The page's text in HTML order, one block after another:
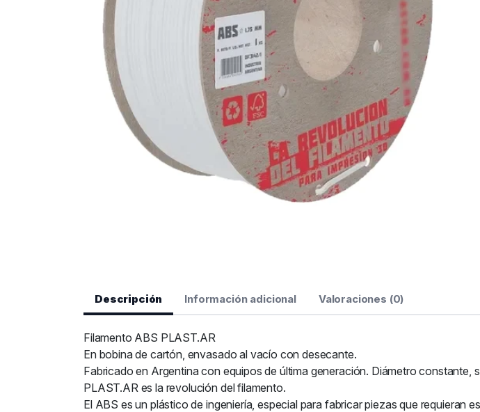
Descripción Información adicional Valoraciones (0)
Filamento ABS PLAST.AR
En bobina de cartón, envasado al vacío con desecante.
Fabricado en Argentina con equipos de última generación. Diámetro constante,
PLAST.AR es la revolución del filamento.
El ABS es un plástico de ingeniería, especial para fabricar piezas que